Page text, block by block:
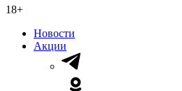
18+
Новости
Акции